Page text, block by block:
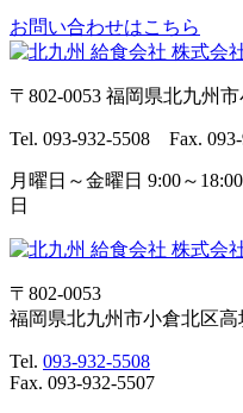
お問い合わせはこちら
〒802-0053 福岡県北九州
Tel. 093-932-5508 Fax. 093-
月曜日～金曜日 9:00～
日
〒802-0053
福岡県北九州市小倉北区高
Tel. 093-932-5508
Fax. 093-932-5507